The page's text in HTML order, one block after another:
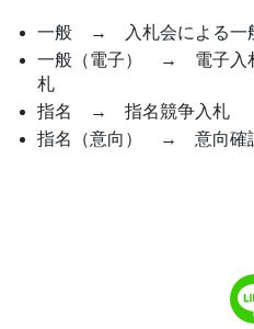
一般 → 入札会による一
一般（電子） → 電子入
札
指名 → 指名競争入札
指名（意向） → 意向確